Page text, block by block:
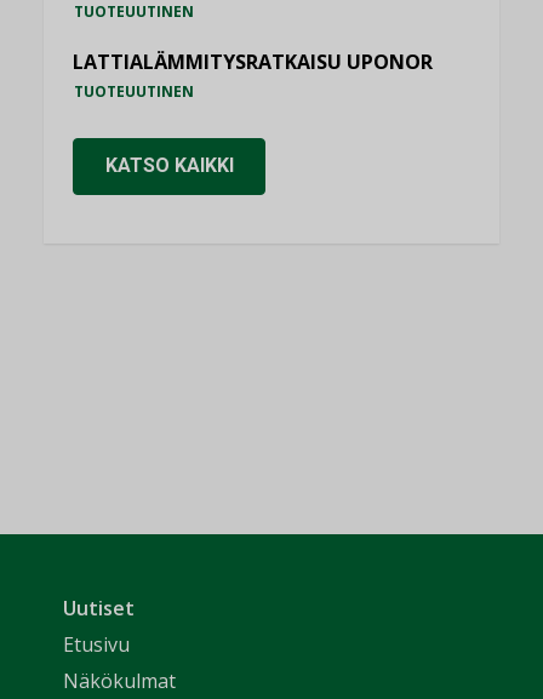
TUOTEUUTINEN
LATTIALÄMMITYSRATKAISU UPONOR
TUOTEUUTINEN
KATSO KAIKKI
Uutiset
Etusivu
Näkökulmat